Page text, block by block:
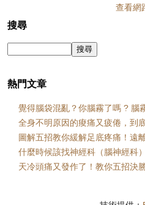
查看網
搜尋
熱門文章
覺得腦袋混亂？你腦霧了嗎 ?
全身不明原因的痠痛又疲倦，到
圖解五招教你緩解足底疼痛！遠
什麼時候該找神經科（腦神經科
天冷頭痛又發作了！教你五招決